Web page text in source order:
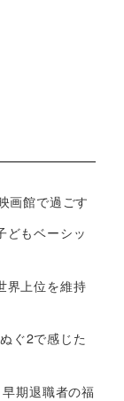
画館で過ごす
どもベーシッ
界上位を維持
ぐ2で感じた
期退職者の福